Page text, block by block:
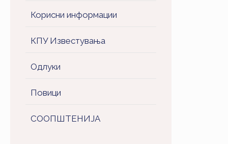
Корисни информации
КПУ Известувања
Одлуки
Повици
СООПШТЕНИJA